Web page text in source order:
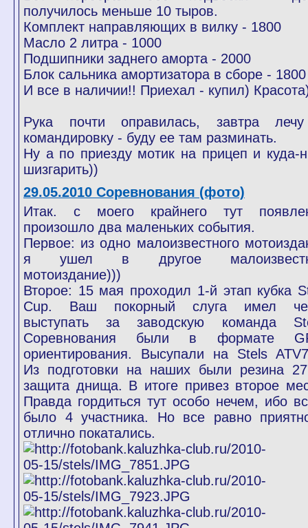
получилось меньше 10 тыров.
Комплект направляющих в вилку - 1800
Масло 2 литра - 1000
Подшипники заднего аморта - 2000
Блок сальника амортизатора в сборе - 1800
И все в наличии!! Приехал - купил)
Рука почти оправилась, завтра
командировку - буду ее там разминать.
Ну а по приезду мотик на прицеп и куда-
шизгарить))
29.05.2010 Соревнования (фото)
Итак. с моего крайнего тут
произошло два маленьких события.
Первое: из одно малоизвестного
я ушел в другое
мотоиздание)))
Второе: 15 мая проходил 1-й этап кубка
Cup. Ваш покорный слуга имел
выступать за заводскую команда
Соревнования были в формате
ориентирования. Высупали на Stels
Из подготовки на наших были резина
защита днища. В итоге привез второе
Правда гордиться тут особо нечем, ибо
было 4 участника. Но все равно
отлично покатались.